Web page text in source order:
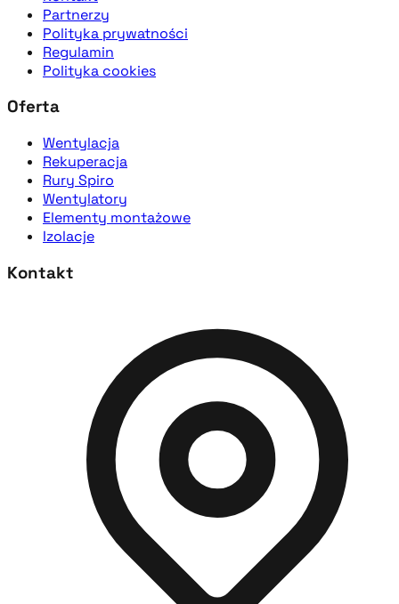
Partnerzy
Polityka prywatności
Regulamin
Polityka cookies
Oferta
Wentylacja
Rekuperacja
Rury Spiro
Wentylatory
Elementy montażowe
Izolacje
Kontakt